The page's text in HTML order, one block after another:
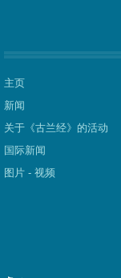
主页
新闻
关于《古兰经》的活动
国际新闻
图片 - 视频